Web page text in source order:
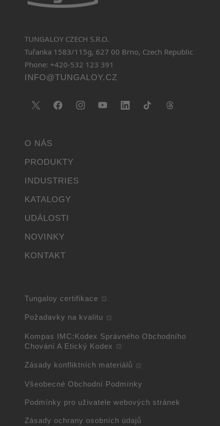
TUNGALOY CZECH S.R.O.
Tuřanka 1583/115g, 627 00 Brno, Czech Republic
Phone: +420-532 123 391
INFO@TUNGALOY.CZ
O NÁS
PRODUKTY
INDUSTRIES
KATALOGY
UDÁLOSTI
NOVINKY
KONTAKT
Tungaloy certifikace
Požadavky na kvalitu
Kompas IMC:Kodex Správného Obchodního
Chování A Etický Kodex
Zásady konfliktních materiálů
Všeobecné Obchodní Podmínky
Podmínky pro uživatele webových stránek
Zásady ochrany osobních údajů